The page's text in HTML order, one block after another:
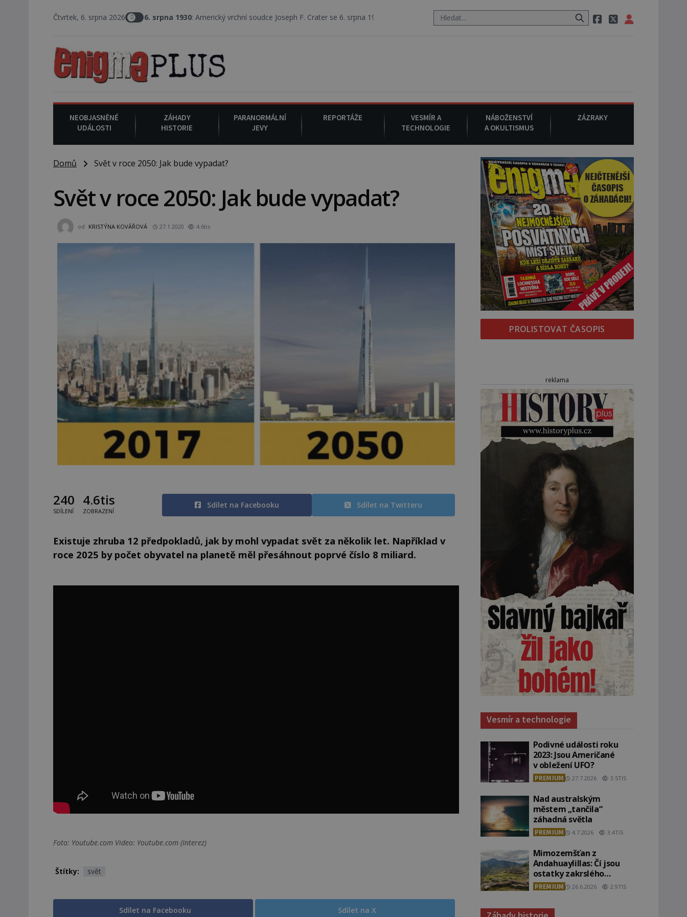
Čtvrtek, 6. srpna 2026
6. srpna 1930: Americký vrchní soudce Joseph F. Crater se 6. srpna 1930 navečeří ve své oblíbené restauraci, pak si na ulici zavolá taxi, nasedne do něj a už ho nikdy nikdo
NEOBJASNĚNÉ
UDÁLOSTI
ZÁHADY
HISTORIE
PARANORMÁLNÍ
JEVY
REPORTÁŽE
VESMÍR A
TECHNOLOGIE
NÁBOŽENSTVÍ
A OKULTISMUS
ZÁZRAKY
Domů Svět v roce 2050: Jak bude vypadat?
Svět v roce 2050: Jak bude vypadat?
od KRISTÝNA KOVÁŘOVÁ 27.1.2020 4.6tis
240
SDÍLENÍ
4.6tis
ZOBRAZENÍ
Sdílet na Facebooku Sdílet na Twitteru
Existuje zhruba 12 předpokladů, jak by mohl vypadat svět za několik let. Například v
roce 2025 by počet obyvatel na planetě měl přesáhnout poprvé číslo 8 miliard.
Foto: Youtube.com Video: Youtube.com (Interez)
Štítky: svět
Sdílet na Facebooku Sdílet na X
PROLISTOVAT ČASOPIS
reklama
Vesmír a technologie
Podivné události roku
2023: Jsou Američané
v obležení UFO?
PREMIUM 27.7.2026 3.5TIS
Nad australským
městem „tančila“
záhadná světla
PREMIUM 4.7.2026 3.4TIS
Mimozemšťan z
Andahuaylillas: Čí jsou
ostatky zakrslého
stvoření s ohromnou
lebkou?
PREMIUM 26.6.2026 2.9TIS